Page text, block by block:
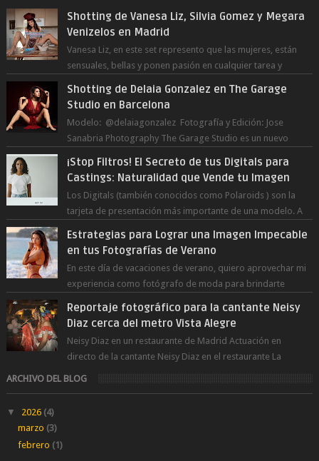
Shotting de Vanesa Liz, Silvia Gomez y Megara
Venizelos en Madrid
Vanesa Liz, en este set represento que las mujeres, están
sensuales, bellas y ponen pasión en cualquier tarea y
Shotting de Delaia Gonzalez en The Garage
Studio en Barcelona
Modelo: @delaiagonzalez Fotografía y Edición: Jose
Sanabria Photography The Garage Studio es un nuevo
¡Stop Filtros! El Secreto de tus Digitals para
Castings: Naturalidad que Vende tu Imagen
Los Digitals (también conocidos como Polaroids ) son la
tarjeta de presentación más importante de una modelo. A
Estrategias para Lograr una Imagen Impecable
en tus Fotografías de Verano
En este día de vacaciones de verano, quiero aprovechar mi
experiencia como fotógrafo de moda para brindarte
Reportaje fotográfico para la cantante Neisy
Diaz cerca del metro Vista Alegre
Neisy Diaz en un restaurante de Madrid Actuación en
directo de la cantante Neisy Diaz en el restaurante La
Suegra cerca del metro V...
ARCHIVO DEL BLOG
▼ 2026 (4)
marzo (3)
febrero (1)